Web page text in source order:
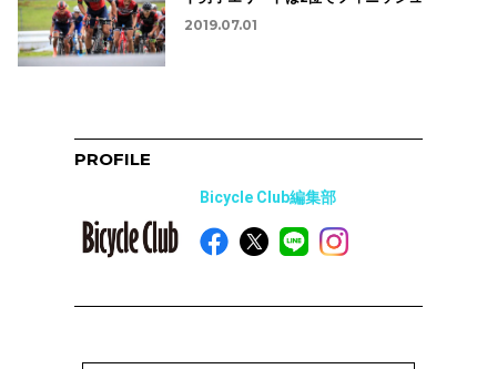
2019.07.01
PROFILE
Bicycle Club編集部